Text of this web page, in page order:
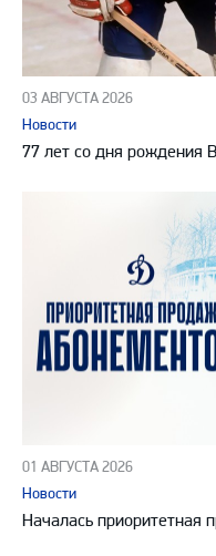
03 АВГУСТА 2026
Новости
77 лет со дня рождения
01 АВГУСТА 2026
Новости
Началась приоритетная